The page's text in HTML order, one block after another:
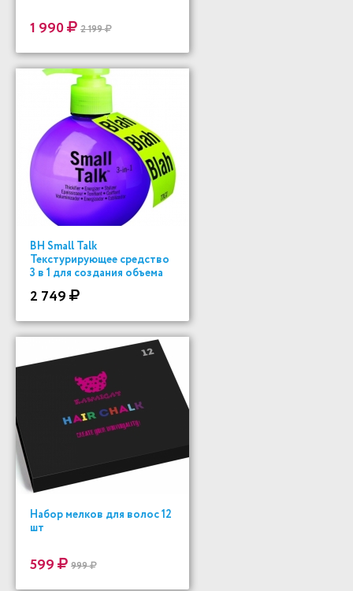
1 990 2 199
BH Small Talk
Текстурирующее средство
3 в 1 для создания объема
2 749
Набор мелков для волос 12
шт
599 999